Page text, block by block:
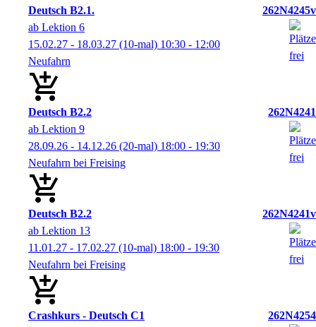
Deutsch B2.1.
262N4245v
ab Lektion 6
15.02.27 - 18.03.27 (10-mal) 10:30 - 12:00
Neufahrn
Deutsch B2.2
262N4241
ab Lektion 9
28.09.26 - 14.12.26 (20-mal) 18:00 - 19:30
Neufahrn bei Freising
Deutsch B2.2
262N4241v
ab Lektion 13
11.01.27 - 17.02.27 (10-mal) 18:00 - 19:30
Neufahrn bei Freising
Crashkurs - Deutsch C1
262N4254